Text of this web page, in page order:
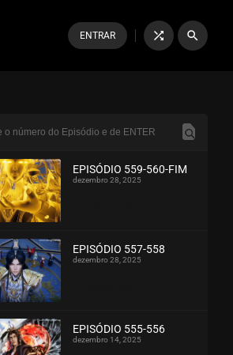
ENTRAR shuffle search
EPISÓDIO 559-560-FIM
dezembro 28, 2025
EPISÓDIO 557-558
dezembro 28, 2025
EPISÓDIO 555-556
dezembro 14, 2025